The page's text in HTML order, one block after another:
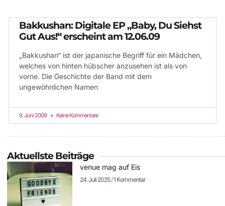
Bakkushan: Digitale EP „Baby, Du Siehst
Gut Aus!“ erscheint am 12.06.09
„Bakkushan“ ist der japanische Begriff für ein Mädchen,
welches von hinten hübscher anzusehen ist als von
vorne. Die Geschichte der Band mit dem
ungewöhnlichen Namen
9. Juni 2009 Keine Kommentare
Aktuellste Beiträge
venue mag auf Eis
24. Juli 2025 1 Kommentar